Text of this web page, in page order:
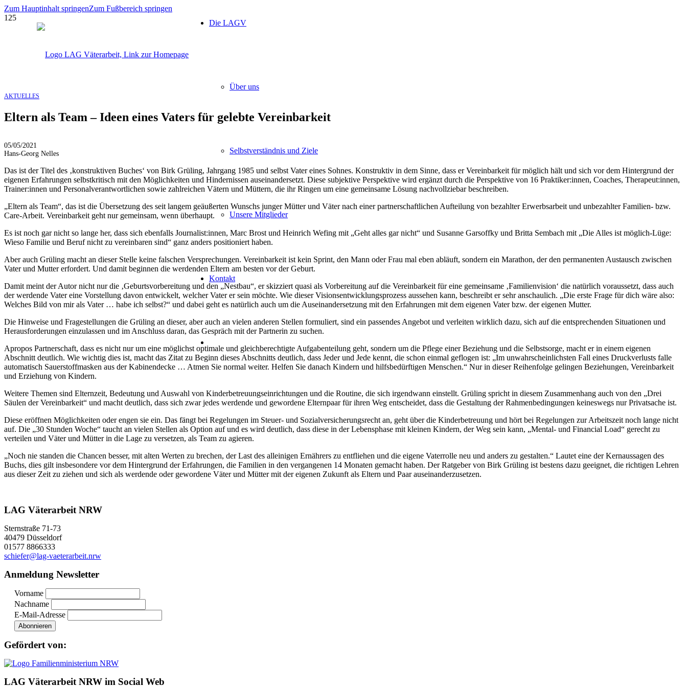
Zum Hauptinhalt springenZum Fußbereich springen
Die LAGV
Über uns
Selbstverständnis und Ziele
Unsere Mitglieder
Kontakt
AKTUELLES
Eltern als Team – Ideen eines Vaters für gelebte Vereinbarkeit
05/05/2021
Hans-Georg Nelles
Das ist der Titel des ‚konstruktiven Buches‘ von Birk Grüling, Jahrgang 1985 und selbst Vater eines Sohnes. Konstruktiv in dem Sinne, dass er Vereinbarkeit für möglich hält und sich vor dem Hintergrund der
eigenen Erfahrungen selbstkritisch mit den Möglichkeiten und Hindernissen auseinandersetzt. Diese subjektive Perspektive wird ergänzt durch die Perspektive von 16 Praktiker:innen, Coaches, Therapeut:innen,
Trainer:innen und Personalverantwortlichen sowie zahlreichen Vätern und Müttern, die ihr Ringen um eine gemeinsame Lösung nachvollziebar beschreiben.
„Eltern als Team“, das ist die Übersetzung des seit langem geäußerten Wunschs junger Mütter und Väter nach einer partnerschaftlichen Aufteilung von bezahlter Erwerbsarbeit und unbezahlter Familien- bzw.
Care-Arbeit. Vereinbarkeit geht nur gemeinsam, wenn überhaupt.
Es ist noch gar nicht so lange her, dass sich ebenfalls Journalist:innen, Marc Brost und Heinrich Wefing mit „Geht alles gar nicht“ und Susanne Garsoffky und Britta Sembach mit „Die Alles ist möglich-Lüge:
Wieso Familie und Beruf nicht zu vereinbaren sind“ ganz anders positioniert haben.
Aber auch Grüling macht an dieser Stelle keine falschen Versprechungen. Vereinbarkeit ist kein Sprint, den Mann oder Frau mal eben abläuft, sondern ein Marathon, der den permanenten Austausch zwischen
Vater und Mutter erfordert. Und damit beginnen die werdenden Eltern am besten vor der Geburt.
Damit meint der Autor nicht nur die ‚Geburtsvorbereitung und den „Nestbau“, er skizziert quasi als Vorbereitung auf die Vereinbarkeit für eine gemeinsame ‚Familienvision‘ die natürlich voraussetzt, dass auch
der werdende Vater eine Vorstellung davon entwickelt, welcher Vater er sein möchte. Wie dieser Visionsentwicklungsprozess aussehen kann, beschreibt er sehr anschaulich. „Die erste Frage für dich wäre also:
Welches Bild von mir als Vater … habe ich selbst?“ und dabei geht es natürlich auch um die Auseinandersetzung mit den Erfahrungen mit dem eigenen Vater bzw. der eigenen Mutter.
Die Hinweise und Fragestellungen die Grüling an dieser, aber auch an vielen anderen Stellen formuliert, sind ein passendes Angebot und verleiten wirklich dazu, sich auf die entsprechenden Situationen und
Herausforderungen einzulassen und im Anschluss daran, das Gespräch mit der Partnerin zu suchen.
Apropos Partnerschaft, dass es nicht nur um eine möglichst optimale und gleichberechtigte Aufgabenteilung geht, sondern um die Pflege einer Beziehung und die Selbstsorge, macht er in einem eigenen
Abschnitt deutlich. Wie wichtig dies ist, macht das Zitat zu Beginn dieses Abschnitts deutlich, dass Jeder und Jede kennt, die schon einmal geflogen ist: „Im unwahrscheinlichsten Fall eines Druckverlusts falle
automatisch Sauerstoffmasken aus der Kabinendecke … Atmen Sie normal weiter. Helfen Sie danach Kindern und hilfsbedürftigen Menschen.“ Nur in dieser Reihenfolge gelingen Beziehungen, Vereinbarkeit
und Erziehung von Kindern.
Weitere Themen sind Elternzeit, Bedeutung und Auswahl von Kinderbetreuungseinrichtungen und die Routine, die sich irgendwann einstellt. Grüling spricht in diesem Zusammenhang auch von den „Drei
Säulen der Vereinbarkeit“ und macht deutlich, dass sich zwar jedes werdende und gewordene Elternpaar für ihren Weg entscheidet, dass die Gestaltung der Rahmenbedingungen keineswegs nur Privatsache ist.
Diese eröffnen Möglichkeiten oder engen sie ein. Das fängt bei Regelungen im Steuer- und Sozialversicherungsrecht an, geht über die Kinderbetreuung und hört bei Regelungen zur Arbeitszeit noch lange nicht
auf. Die „30 Stunden Woche“ taucht an vielen Stellen als Option auf und es wird deutlich, dass diese in der Lebensphase mit kleinen Kindern, der Weg sein kann, „Mental- und Financial Load“ gerecht zu
verteilen und Väter und Mütter in die Lage zu versetzen, als Team zu agieren.
„Noch nie standen die Chancen besser, mit alten Werten zu brechen, der Last des alleinigen Ernährers zu entfliehen und die eigene Vaterrolle neu und anders zu gestalten.“ Lautet eine der Kernaussagen des
Buchs, dies gilt insbesondere vor dem Hintergrund der Erfahrungen, die Familien in den vergangenen 14 Monaten gemacht haben. Der Ratgeber von Birk Grüling ist bestens dazu geeignet, die richtigen Lehren
aus dieser Zeit zu ziehen und sich als werdende oder gewordene Väter und Mütter mit der eigenen Zukunft als Eltern und Paar auseinanderzusetzen.
LAG Väterarbeit NRW
Sternstraße 71-73
40479 Düsseldorf
01577 8866333
schiefer@lag-vaeterarbeit.nrw
Anmeldung Newsletter
Vorname
Nachname
E-Mail-Adresse
Gefördert von:
LAG Väterarbeit NRW im Social Web